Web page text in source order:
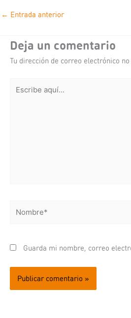
← Entrada anterior
Deja un comentario
Tu dirección de correo electrónico
aquí...
Guarda mi nombre, correo